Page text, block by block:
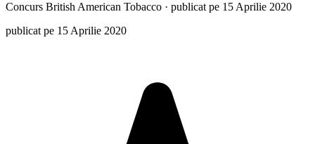
Concurs British American Tobacco · publicat pe 15 Aprilie 2020
publicat pe 15 Aprilie 2020